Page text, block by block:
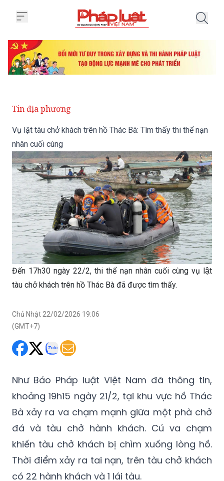
Tin địa phương
Vụ lật tàu chở khách trên hồ Thác Bà: Tìm thấy thi thể nạn
nhân cuối cùng
Đến 17h30 ngày 22/2, thi thể nạn nhân cuối cùng vụ lật
tàu chở khách trên hồ Thác Bà đã được tìm thấy.
Chủ Nhật 22/02/2026 19:06
(GMT+7)
Như Báo Pháp luật Việt Nam đã thông tin,
khoảng 19h15 ngày 21/2, tại khu vực hồ Thác
Bà xảy ra va chạm mạnh giữa một phà chở
đá và tàu chở hành khách. Cú va chạm
khiến tàu chở khách bị chìm xuống lòng hồ.
Thời điểm xảy ra tai nạn, trên tàu chở khách
có 22 hành khách và 1 lái tàu.